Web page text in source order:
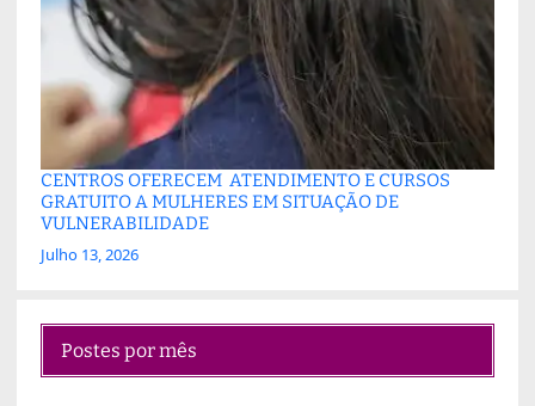
CENTROS OFERECEM ATENDIMENTO E CURSOS
GRATUITO A MULHERES EM SITUAÇÃO DE
VULNERABILIDADE
Julho 13, 2026
Postes por mês